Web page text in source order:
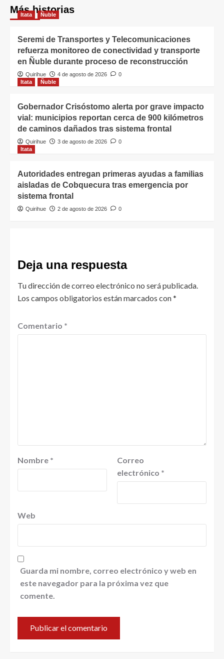
Más historias
Itata Ñuble
Seremi de Transportes y Telecomunicaciones
refuerza monitoreo de conectividad y transporte
en Ñuble durante proceso de reconstrucción
Quirihue 4 de agosto de 2026
0
Itata
Ñuble
Gobernador Crisóstomo alerta por grave impacto
vial: municipios reportan cerca de 900 kilómetros
de caminos dañados tras sistema frontal
Quirihue 3 de agosto de 2026
0
Itata
Autoridades entregan primeras ayudas a familias
aisladas de Cobquecura tras emergencia por
sistema frontal
Quirihue 2 de agosto de 2026 0
Deja una respuesta
Tu dirección de correo electrónico no será publicada.
Los campos obligatorios están marcados con*
Comentario *
Nombre *
Correo
electrónico *
Web
Guarda mi nombre, correo electrónico y web en
este navegador para la próxima vez que
comente.